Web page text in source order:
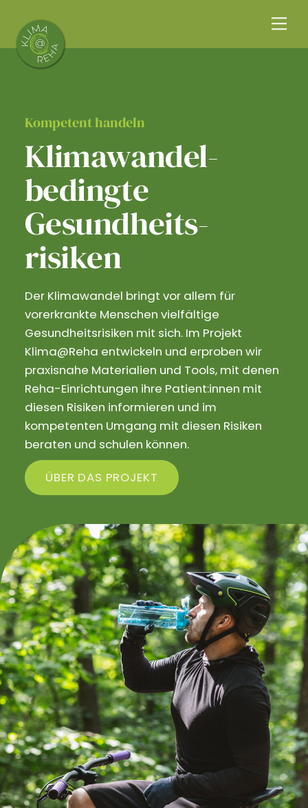
content
Kompetent handeln
Klimawandel­
bedingte
Gesundheits­
risiken
Der Klimawandel bringt vor allem für
vorerkrankte Menschen vielfältige
Gesundheitsrisiken mit sich. Im Projekt
Klima@Reha entwickeln und erproben wir
praxisnahe Materialien und Tools, mit denen
Reha-Einrichtungen ihre Patient:innen mit
diesen Risiken informieren und im
kompetenten Umgang mit diesen Risiken
beraten und schulen können.
ÜBER DAS PROJEKT